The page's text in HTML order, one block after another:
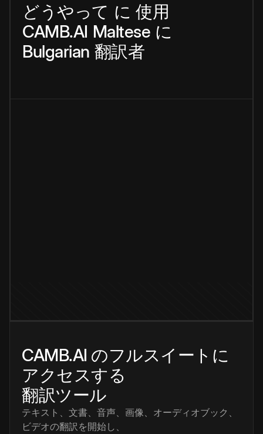
どうやって に 使用
CAMB.AI Maltese に
Bulgarian 翻訳者
CAMB.AI のフルスイートに
アクセスする
翻訳ツール
テキスト、文書、音声、画像、オーディオブック、
ビデオの翻訳を開始し、